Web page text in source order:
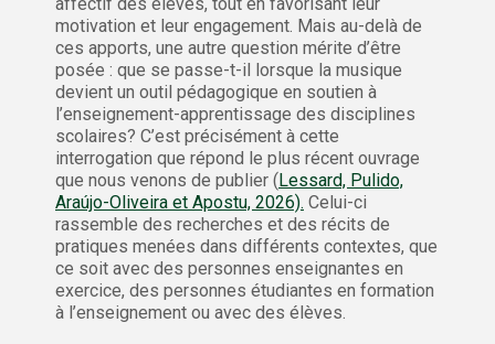
motivation et leur engagement. Mais au-delà de
ces apports, une autre question mérite d’être
posée : que se passe-t-il lorsque la musique
devient un outil pédagogique en soutien à
l’enseignement-apprentissage des disciplines
scolaires? C’est précisément à cette
interrogation que répond le plus récent ouvrage
que nous venons de publier (Lessard, Pulido,
Araújo-Oliveira et Apostu, 2026). Celui-ci
rassemble des recherches et des récits de
pratiques menées dans différents contextes, que
ce soit avec des personnes enseignantes en
exercice, des personnes étudiantes en formation
à l’enseignement ou avec des élèves.